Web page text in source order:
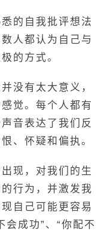
的自我批评想法
人都认为自己与
的方式。
没有太大意义，
觉。每个人都有
音表达了我们反
、怀疑和偏执。
现，对我们的生
行为，并激发我
自己可能更容易
会成功”、“你配不